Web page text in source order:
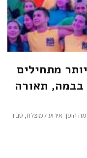
מתחילים
בבמה, תאורה
הופך אירוע למוצלח, סביר